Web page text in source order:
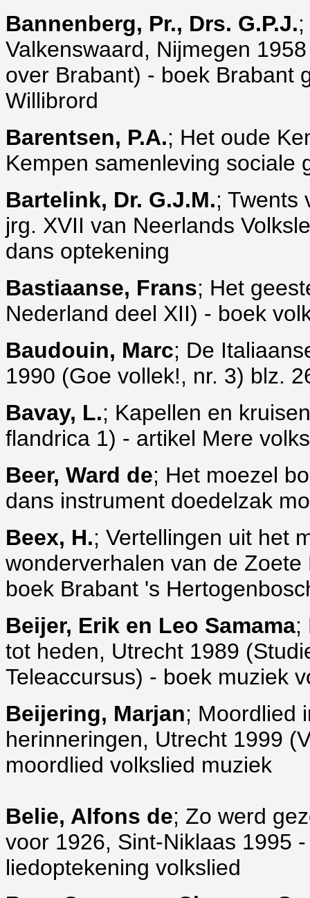
Bannenberg, Pr., Drs. G.P.J.
Valkenswaard, Nijmegen
over Brabant) - boek Brabant
Willibrord
Barentsen, P.A.; Het oude
Kempen samenleving sociale
Bartelink, Dr. G.J.M.; Twents
jrg. XVII van Neerlands
dans optekening
Bastiaanse, Frans; Het
Nederland deel XII) - boek
Baudouin, Marc; De
1990 (Goe vollek!, nr. 3) blz.
Bavay, L.; Kapellen en
flandrica 1) - artikel Mere
Beer, Ward de; Het moezel
dans instrument doedelzak
Beex, H.; Vertellingen uit het
wonderverhalen van de
boek Brabant 's
Beijer, Erik en Leo Samama;
tot heden, Utrecht 1989
Teleaccursus) - boek muziek
Beijering, Marjan; Moordlied
herinneringen, Utrecht 1999
moordlied volkslied muziek
Belie, Alfons de; Zo werd
voor 1926, Sint-Niklaas 1995
liedoptekening volkslied